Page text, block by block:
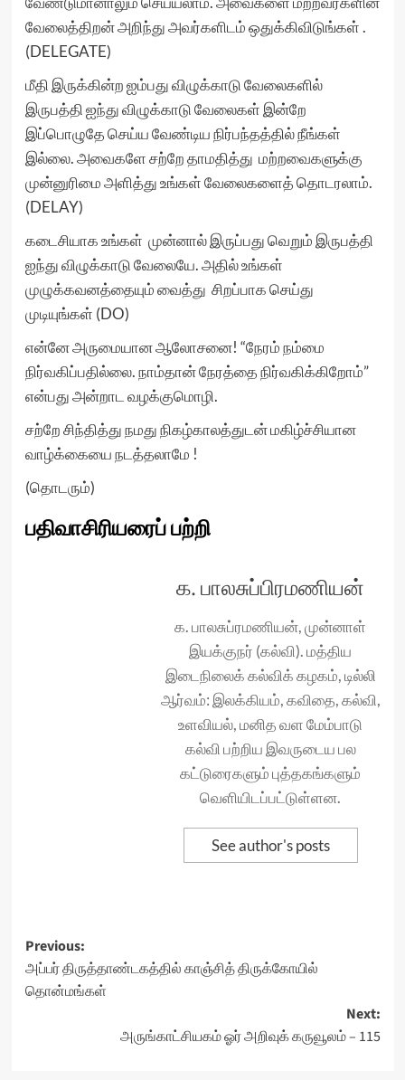
வேலைத்திறன் அறிந்து அவர்களிடம் ஒதுக்கிவிடுங்கள் .
(DELEGATE)
மீதி இருக்கின்ற ஐம்பது விழுக்காடு வேலைகளில்
இருபத்தி ஐந்து விழுக்காடு வேலைகள் இன்றே
இப்பொழுதே செய்ய வேண்டிய நிர்பந்தத்தில் நீங்கள்
இல்லை. அவைகளே சற்றே தாமதித்து மற்றவைகளுக்கு
முன்னுரிமை அளித்து உங்கள் வேலைகளைத் தொடரலாம்.
(DELAY)
கடைசியாக உங்கள் முன்னால் இருப்பது வெறும் இருபத்தி
ஐந்து விழுக்காடு வேலையே. அதில் உங்கள்
முழுக்கவனத்தையும் வைத்து சிறப்பாக செய்து
முடியுங்கள் (DO)
என்னே அருமையான ஆலோசனை! “நேரம் நம்மை
நிர்வகிப்பதில்லை. நாம்தான் நேரத்தை நிர்வகிக்கிறோம்”
என்பது அன்றாட வழக்குமொழி.
சற்றே சிந்தித்து நமது நிகழ்காலத்துடன் மகிழ்ச்சியான
வாழ்க்கையை நடத்தலாமே !
(தொடரும்)
பதிவாசிரியரைப் பற்றி
க. பாலசுப்பிரமணியன்
க. பாலசுப்ரமணியன், முன்னாள்
இயக்குநர் (கல்வி). மத்திய
இடைநிலைக் கல்விக் கழகம், டில்லி
ஆர்வம்: இலக்கியம், கவிதை, கல்வி,
உளவியல், மனித வள மேம்பாடு
கல்வி பற்றிய இவருடைய பல
கட்டுரைகளும் புத்தகங்களும்
வெளியிடப்பட்டுள்ளன.
See author's posts
Post
navigation
Previous:
அப்பர் திருத்தாண்டகத்தில் காஞ்சித் திருக்கோயில்
தொன்மங்கள்
Next:
அருங்காட்சியகம் ஓர் அறிவுக் கருவூலம் – 115